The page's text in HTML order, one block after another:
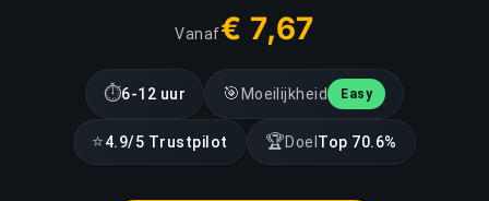
Vanaf€ 7,67
⏱6-12 uur 🎯 Moeilijkheid Easy
⭐4.9/5 Trustpilot 🏆Doel Top 70.6%